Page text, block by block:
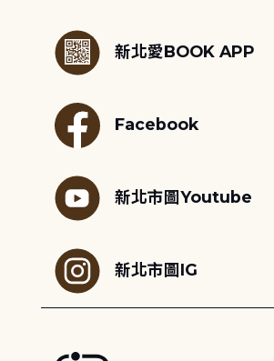
新北愛BOOK APP
Facebook
新北市圖Youtube
新北市圖IG